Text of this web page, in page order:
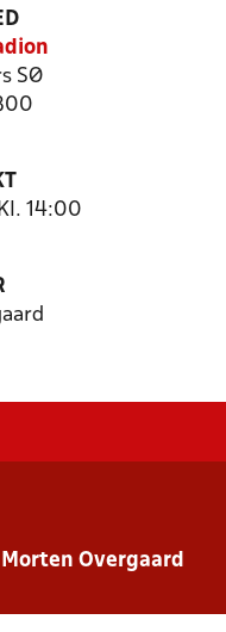
SØ
14:00
Morten Overgaard